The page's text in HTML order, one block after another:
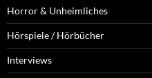
Horror & Unheimliches
Hörspiele / Hörbücher
Interviews